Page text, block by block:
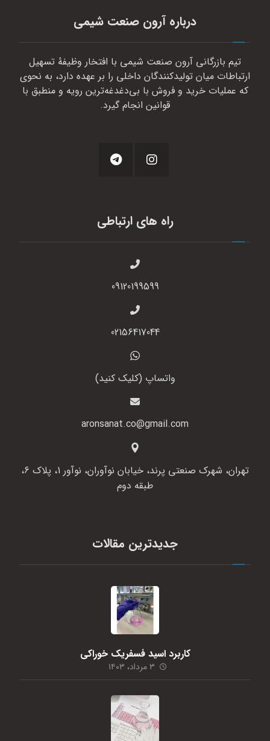
درباره آرون صنعت شیمی
تیم بازرگانی آرون صنعت شیمی با افتخار وظیفهٔ تسهیل
ارتباطات میان تولیدکنندگان داخلی را بر عهده دارد، به نحوی
که عملیات خرید و فروش با بی‌دغدغه‌ترین رویه و منطبق با
قوانین انجام گیرد.
راه های ارتباطی
09120199599
02156417044
واتساپ (کلیک کنید)
aronsanat.co@gmail.com
تهران، شهرک صنعتی پرند، خیابان نوآوران، نوآور 1، پلاک 6،
طبقه دوم
جدیدترین مقالات
کاربرد اسید فسفریک خوراکی
۳ مرداد، ۱۴۰۳